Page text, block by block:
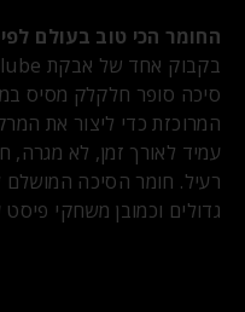
החומר הכי טוב בעולם
עמיד לאורך זמן, לא
רעיל. חומר הסיכה המושלם
גדולים וכמובן משחקי פיסט